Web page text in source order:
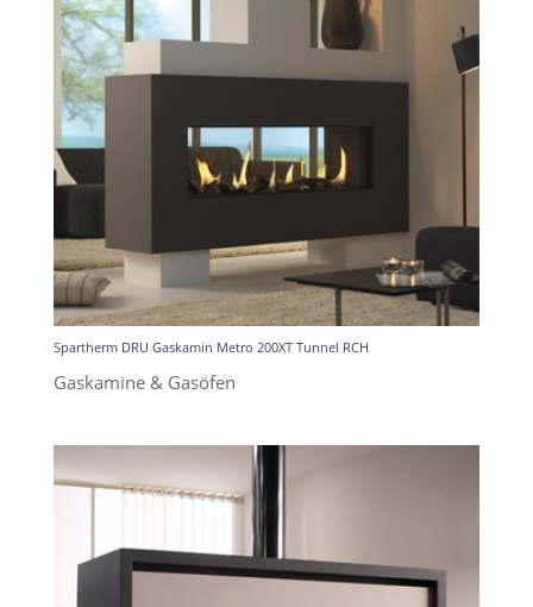
Spartherm DRU Gaskamin Metro 200XT Tunnel RCH
Gaskamine & Gasöfen